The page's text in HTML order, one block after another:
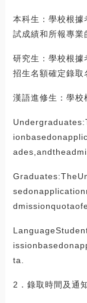
本科生：學校根據
試成績和所報專業
研究生：學校根據
招生名額確定錄取
漢語進修生：學校
ta.
2．錄取時間及通